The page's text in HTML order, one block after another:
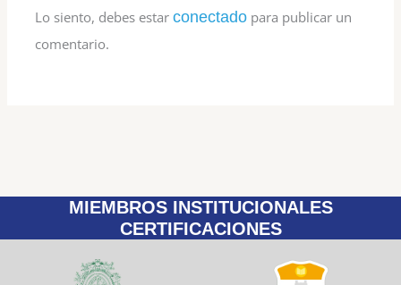
Lo siento, debes estarconectado para publicar un
comentario.
MIEMBROS INSTITUCIONALES
CERTIFICACIONES